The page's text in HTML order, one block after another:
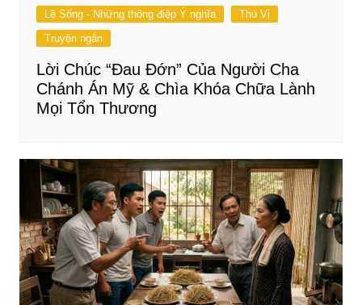
Lẽ Sống - Những thông điệp Ý nghĩa
Thú Vị
Truyện ngắn
Lời Chúc “Đau Đớn” Của Người Cha
Chánh Án Mỹ & Chìa Khóa Chữa Lành
Mọi Tổn Thương